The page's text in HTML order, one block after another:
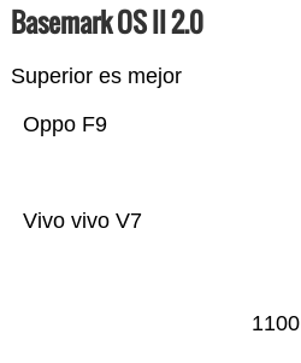
Basemark OS II 2.0
Superior es mejor
Vivo vivo V7
Oppo F9
1100